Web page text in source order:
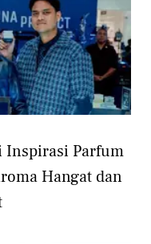
Inspirasi Parfum
Hangat dan